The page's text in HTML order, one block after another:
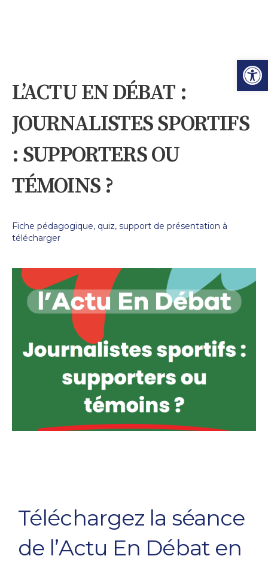
Ouvrir
L’ACTU EN DÉBAT :
JOURNALISTES SPORTIFS
: SUPPORTERS OU
TÉMOINS ?
Fiche pédagogique, quiz, support de présentation à
télécharger
Téléchargez la séance
de l’Actu En Débat en